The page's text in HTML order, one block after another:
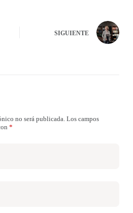
SIGUIENTE
no será publicada. Los campos
*